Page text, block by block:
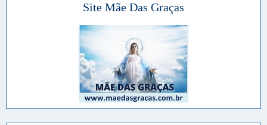
Site Mãe Das Graças